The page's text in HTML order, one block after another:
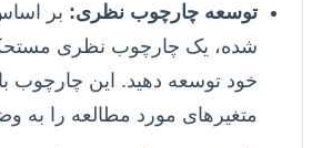
توسعه چارچوب نظری: بر
شده، یک چارچوب نظری
خود توسعه دهید. این چارچوب
متغیرهای مورد مطالعه را به